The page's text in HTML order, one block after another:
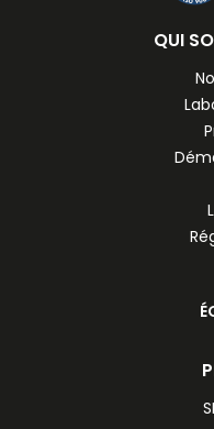
QUI